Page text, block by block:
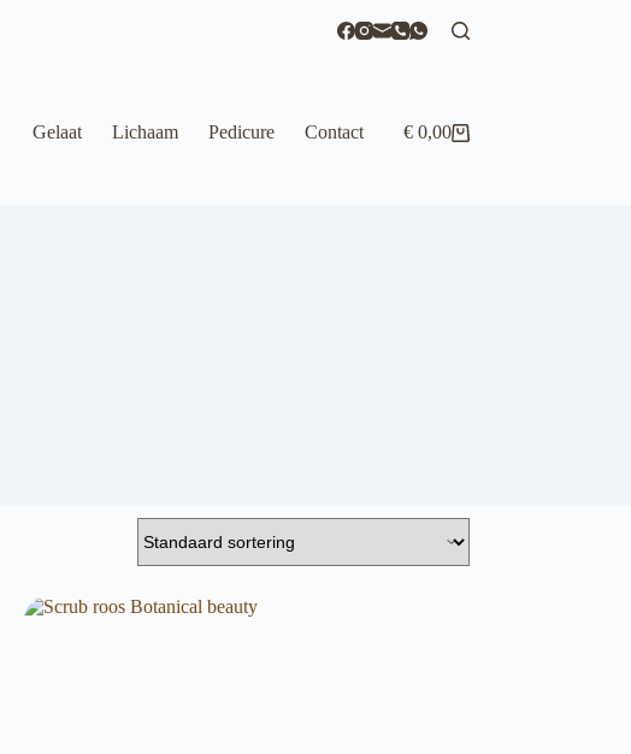
Gelaat Lichaam Pedicure Contact Winkelwagen
€0,00